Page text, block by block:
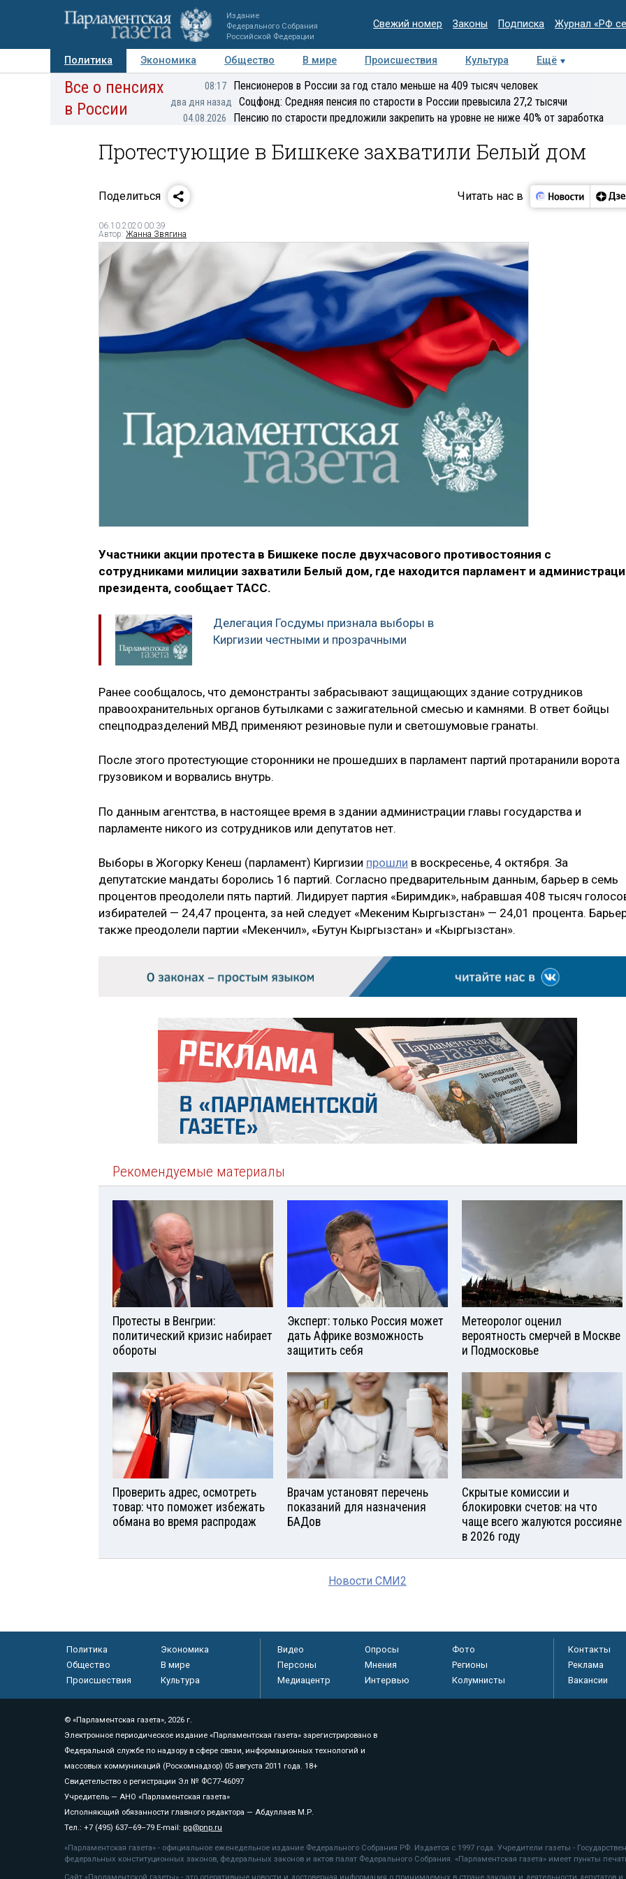
Издание
Федерального Собрания
Российской Федерации
Свежий номер Законы Подписка Журнал «РФ
Политика Экономика Общество В мире Происшествия Культура
Ещё
Авторы Персоны Мнения Регионы Медиацентр Интервью Колумнисты
Все о пенсиях
в России
08:17 Пенсионеров в России за год стало меньше на 409 тысяч человек
два дня назад Соцфонд: Средняя пенсия по старости в России превысила 27,2 тысячи
04.08.2026 Пенсию по старости предложили закрепить на уровне не ниже 40% от заработка
Протестующие в Бишкеке захватили Белый дом
Поделиться Читать нас в
06.10.2020 00:39
Автор: Жанна Звягина
Участники акции протеста в Бишкеке после двухчасового противостояния с
сотрудниками милиции захватили Белый дом, где находится парламент и
президента, сообщает ТАСС.
Делегация Госдумы признала выборы в
Киргизии честными и прозрачными
Ранее сообщалось, что демонстранты забрасывают защищающих здание сотрудников
правоохранительных органов бутылками с зажигательной смесью и камнями. В ответ бойцы
спецподразделений МВД применяют резиновые пули и светошумовые гранаты.
После этого протестующие сторонники не прошедших в парламент партий протаранили ворота
грузовиком и ворвались внутрь.
По данным агентства, в настоящее время в здании администрации главы государства и
парламенте никого из сотрудников или депутатов нет.
Выборы в Жогорку Кенеш (парламент) Киргизии прошли в воскресенье, 4 октября. За
депутатские мандаты боролись 16 партий. Согласно предварительным данным, барьер в семь
процентов преодолели пять партий. Лидирует партия «Биримдик», набравшая 408 тысяч
избирателей — 24,47 процента, за ней следует «Мекеним Кыргызстан» — 24,01 процента.
также преодолели партии «Мекенчил», «Бутун Кыргызстан» и «Кыргызстан».
Рекомендуемые материалы
Протесты в Венгрии:
политический кризис набирает
обороты
Эксперт: только Россия может
дать Африке возможность
защитить себя
Метеоролог оценил
вероятность смерчей в Москве
и Подмосковье
Проверить адрес, осмотреть
товар: что поможет избежать
обмана во время распродаж
Врачам установят перечень
показаний для назначения
БАДов
Скрытые комиссии и
блокировки счетов: на что
чаще всего жалуются россияне
в 2026 году
Новости СМИ2
Политика
Экономика
Общество
В мире
Происшествия
Культура
Видео Опросы
Фото
Персоны
Мнения
Регионы
Медиацентр
Интервью Колумнисты
Контакты
Реклама
Вакансии
© «Парламентская газета», 2026 г.
Электронное периодическое издание «Парламентская газета» зарегистрировано в
Федеральной службе по надзору в сфере связи, информационных технологий и
массовых коммуникаций (Роскомнадзор) 05 августа 2011 года. 18+
Свидетельство о регистрации Эл № ФС77-46097
Учредитель — АНО «Парламентская газета»
Исполняющий обязанности главного редактора — Абдуллаев М.Р.
Тел.: +7 (495) 637–69–79 E-mail: pg@pnp.ru
«Парламентская газета» - официальное еженедельное издание Федерального Собрания РФ. Издается с 1997 года. Учредители газеты -
федеральных конституционных законов, федеральных законов и актов палат Федерального Собрания. «Парламентская газета» имеет пункты